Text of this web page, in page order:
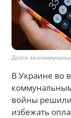
Долги за
В Украине во
коммунальным
войны
избежать